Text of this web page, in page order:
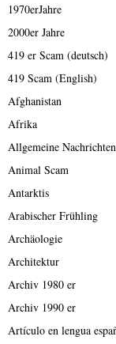
1970erJahre
2000er Jahre
419 er Scam (deutsch)
419 Scam (English)
Afghanistan
Afrika
Allgemeine Nachrichten
Animal Scam
Antarktis
Arabischer Frühling
Archäologie
Architektur
Archiv 1980 er
Archiv 1990 er
Artículo en lengua